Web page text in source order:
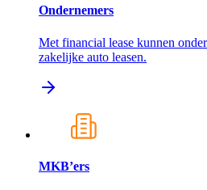
Ondernemers
Met financial lease kunnen
zakelijke auto leasen.
MKB’ers